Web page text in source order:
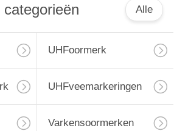
categorieën Alle
UHFoormerk
UHFveemarkeringen
Varkensoormerken